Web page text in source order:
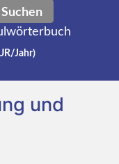
Suchen
Jahr)
und